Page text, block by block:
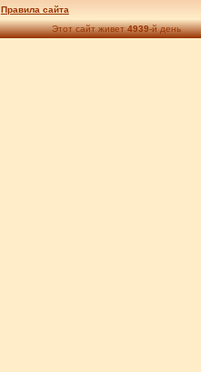
Правила сайта
Этот сайт живет4939-й день